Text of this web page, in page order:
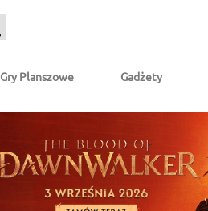
Gry Planszowe Gadżety